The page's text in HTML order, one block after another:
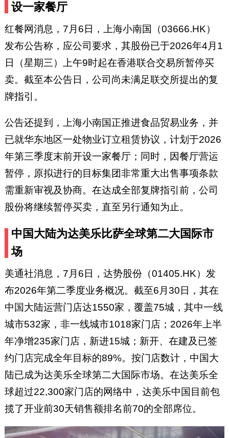
设一家餐厅
红餐网消息，7月6日，上海小南国（03666.HK）
发布公告称，应公司要求，其股份已于2026年4月1
日（星期三）上午9时起在香港联合交易所暂停买
卖。截至本公告日，公司尚未满足联交所提出的复
牌指引。
公告还提到，上海小南国正推进食品贸易业务，并
已就华东地区一处物业订立租赁协议，计划于2026
年第三季度末前开设一家餐厅；同时，因餐厅营运
暂停，原拟进行的目标集团非常重大出售事项条款
需重新审视及协商。在达成全部复牌指引前，公司
股份将继续暂停买卖，直至另行通知为止。
中国大陆为达美乐比萨全球第二大国际市
场
美通社消息，7月6日，达势股份（01405.HK）发
布2026年第二季度业务概况。截至6月30日，其在
中国大陆运营门店达1550家，覆盖75城，其中一线
城市532家，非一线城市1018家门店；2026年上半
年净增235家门店，新进15城；新开、在建及已签
约门店完成全年目标的89%。按门店数计，中国大
陆已成为达美乐全球第二大国际市场。在达美乐全
球超过22,300家门店的网络中，达美乐中国目前包
揽了开业前30天销售额排名前70的全部席位。